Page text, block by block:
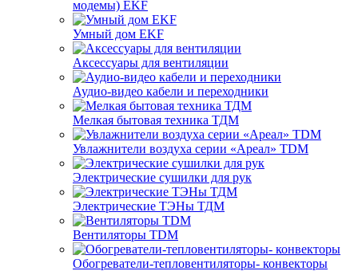
модемы) EKF
Умный дом EKF
Аксессуары для вентиляции
Аудио-видео кабели и переходники
Мелкая бытовая техника ТДМ
Увлажнители воздуха серии «Ареал» TDM
Электрические сушилки для рук
Электрические ТЭНы ТДМ
Вентиляторы TDM
Обогреватели-тепловентиляторы- конвекторы